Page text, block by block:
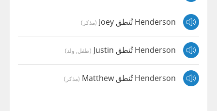
Henderson تُنطق Joey (مذكر)
Henderson تُنطق Justin (طفل, ولد)
Henderson تُنطق Matthew (مذكر)